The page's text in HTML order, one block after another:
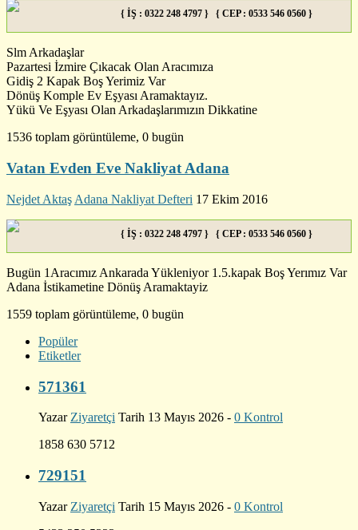
{ İŞ : 0322 248 4797 } { CEP : 0533 546 0560 }
Slm Arkadaşlar
Pazartesi İzmire Çıkacak Olan Aracımıza
Gidiş 2 Kapak Boş Yerimiz Var
Dönüş Komple Ev Eşyası Aramaktayız.
Yükü Ve Eşyası Olan Arkadaşlarımızın Dikkatine
1536 toplam görüntüleme, 0 bugün
Vatan Evden Eve Nakliyat Adana
Nejdet Aktaş Adana Nakliyat Defteri 17 Ekim 2016
{ İŞ : 0322 248 4797 } { CEP : 0533 546 0560 }
Bugün 1Aracımız Ankarada Yükleniyor 1.5.kapak Boş Yerımız Var
Adana İstikametine Dönüş Aramaktayiz
1559 toplam görüntüleme, 0 bugün
Popüler
Etiketler
571361
Yazar Ziyaretçi Tarih 13 Mayıs 2026 - 0 Kontrol
1858 630 5712
729151
Yazar Ziyaretçi Tarih 15 Mayıs 2026 - 0 Kontrol